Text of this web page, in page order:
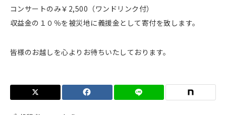
コンサートのみ￥2,500（ワンドリンク付）
収益金の１０％を被災地に義援金として寄付を致します。
皆様のお越しを心よりお待ちいたしております。